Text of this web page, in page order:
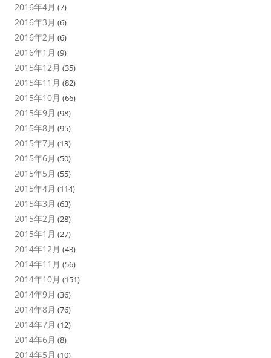
2016年4月 (7)
2016年3月 (6)
2016年2月 (6)
2016年1月 (9)
2015年12月 (35)
2015年11月 (82)
2015年10月 (66)
2015年9月 (98)
2015年8月 (95)
2015年7月 (13)
2015年6月 (50)
2015年5月 (55)
2015年4月 (114)
2015年3月 (63)
2015年2月 (28)
2015年1月 (27)
2014年12月 (43)
2014年11月 (56)
2014年10月 (151)
2014年9月 (36)
2014年8月 (76)
2014年7月 (12)
2014年6月 (8)
2014年5月 (10)